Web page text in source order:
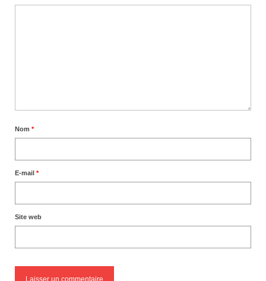
Nom *
E-mail *
Site web